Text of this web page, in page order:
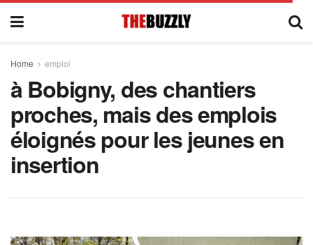
Home emploi
à Bobigny, des chantiers
proches, mais des emplois
éloignés pour les jeunes en
insertion